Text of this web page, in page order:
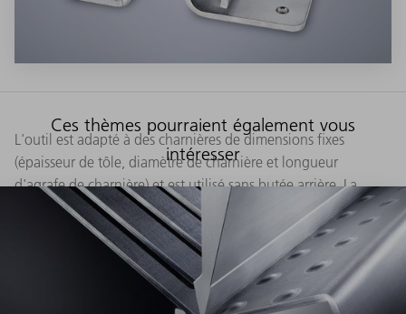
L'outil est adapté à des charnières de dimensions fixes
(épaisseur de tôle, diamètre de charnière et longueur
d'agrafe de charnière) et est utilisé sans butée arrière. La
butée est intégrée à l'outil, ce qui permet par exemple de
fabriquer rapidement des charnières de portes.
Ces thèmes pourraient également vous
intéresser